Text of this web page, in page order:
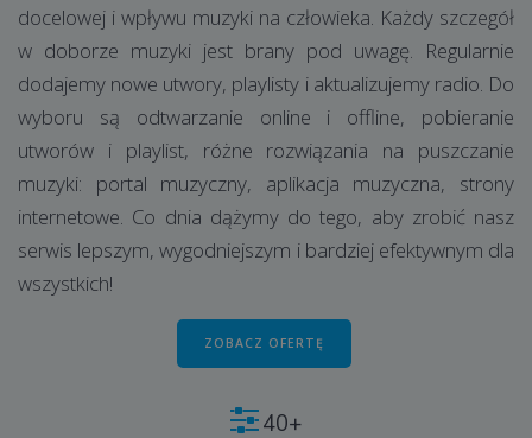
docelowej i wpływu muzyki na człowieka. Każdy szczegół
w doborze muzyki jest brany pod uwagę. Regularnie
dodajemy nowe utwory, playlisty i aktualizujemy radio. Do
wyboru są odtwarzanie online i offline, pobieranie
utworów i playlist, różne rozwiązania na puszczanie
muzyki: portal muzyczny, aplikacja muzyczna, strony
internetowe. Co dnia dążymy do tego, aby zrobić nasz
serwis lepszym, wygodniejszym i bardziej efektywnym dla
wszystkich!
ZOBACZ OFERTĘ
40+